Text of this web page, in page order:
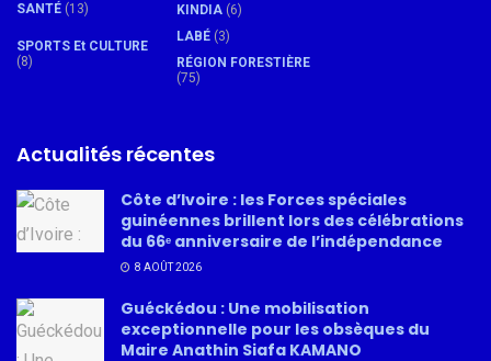
SANTÉ (13)
SPORTS Et CULTURE
(8)
KINDIA (6)
LABÉ (3)
RÉGION FORESTIÈRE
(75)
Actualités récentes
Côte d’Ivoire : les Forces spéciales
guinéennes brillent lors des célébrations
du 66ᵉ anniversaire de l’indépendance
8 AOÛT 2026
Guéckédou : Une mobilisation
exceptionnelle pour les obsèques du
Maire Anathin Siafa KAMANO